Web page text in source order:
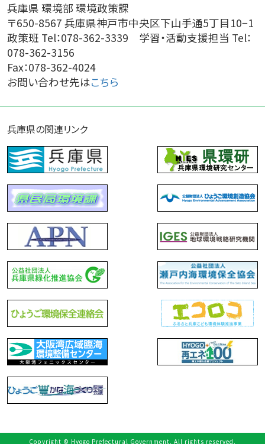
兵庫県 環境部 環境政策課
〒650-8567 兵庫県神戸市中央区下山手通5丁目10−1
政策班 Tel：078-362-3339 学習・活動支援担当 Tel：
078-362-3156
Fax：078-362-4024
お問い合わせ先はこちら
兵庫県の関連リンク
Copyright © Hyogo Prefectural Government. All rights reserved.